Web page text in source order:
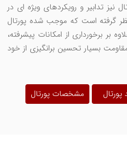
نیز تدابیر و رویکردهای ویژه ای در
گرفته است که موجب شده پورتال
بر برخورداری از امکانات پیشرفته،
بسیار تحسین برانگیزی از خود
پورتال مشخصات پورتال